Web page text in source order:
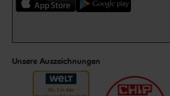
Unsere Auszeichnungen